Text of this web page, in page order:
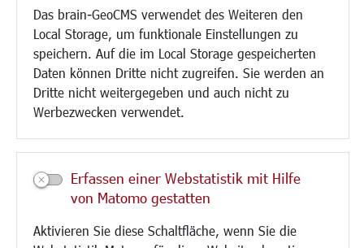
Das brain-GeoCMS verwendet des Weiteren den
Local Storage, um funktionale Einstellungen zu
speichern. Auf die im Local Storage gespeicherten
Daten können Dritte nicht zugreifen. Sie werden an
Dritte nicht weitergegeben und auch nicht zu
Werbezwecken verwendet.
Erfassen einer Webstatistik mit Hilfe
von Matomo gestatten
Aktivieren Sie diese Schaltfläche, wenn Sie die
Glasfaserausbau
Aktuelle Baustellen
Paddelteich
CINDY S
Kultur/Freizeit/Tourismus
Stadtporträt
Musikschule
Volkshochschule